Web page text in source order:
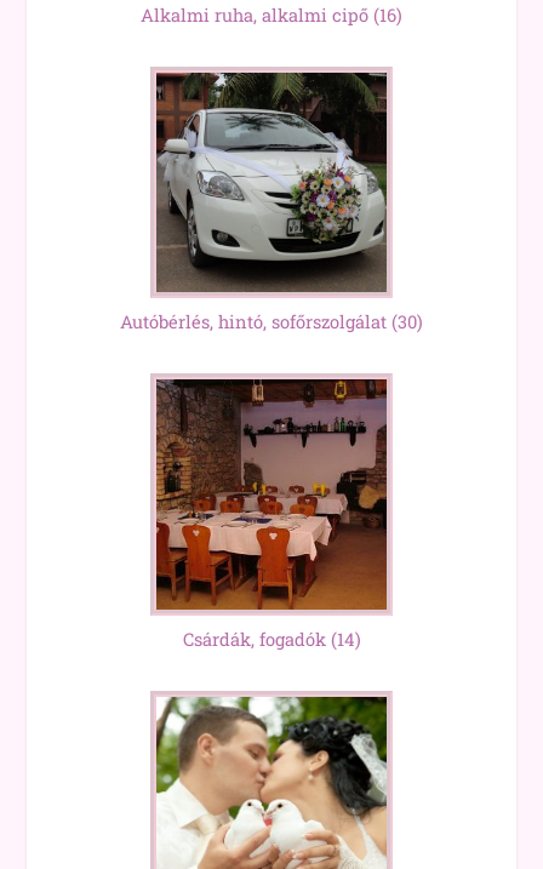
Alkalmi ruha, alkalmi cipő (16)
Autóbérlés, hintó, sofőrszolgálat (30)
Csárdák, fogadók(14)